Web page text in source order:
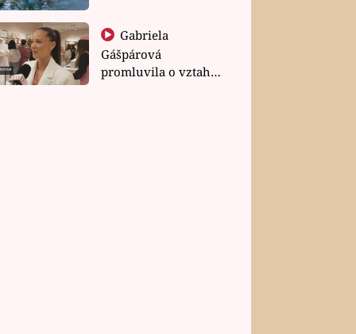
Gabriela
Gášpárová
promluvila o vztahu